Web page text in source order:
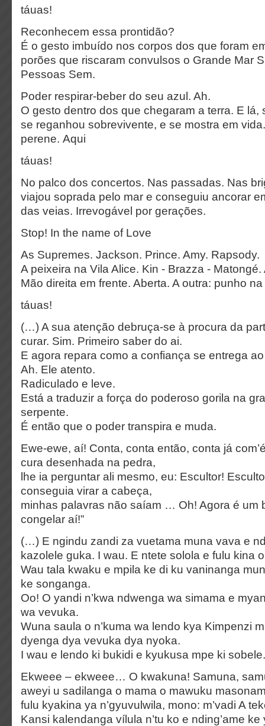
táuas!
Reconhecem essa prontidão?
É o gesto imbuído nos corpos dos que foram
porões que riscaram convulsos o Grande Mar
Pessoas Sem.
Poder respirar-beber do seu azul. Ah.
O gesto dentro dos que chegaram a terra. E lá,
se reganhou sobrevivente, e se mostra em
perene. Aqui
táuas!
No palco dos concertos. Nas passadas. Nas
viajou soprada pelo mar e conseguiu ancorar
das veias. Irrevogável por gerações.
Stop! In the name of Love
As Supremes. Jackson. Prince. Amy. Rapsody.
A peixeira na Vila Alice. Kin - Brazza - Matongé.
Mão direita em frente. Aberta. A outra: punho
táuas!
(…) A sua atenção debruça-se à procura da
curar. Sim. Primeiro saber do ai.
E agora repara como a confiança se entrega
Ah. Ele atento.
Radiculado e leve.
Está a traduzir a força do poderoso gorila na
serpente.
É então que o poder transpira e muda.
Ewe-ewe, aí! Conta, conta então, conta já
cura desenhada na pedra,
lhe ia perguntar ali mesmo, eu: Escultor!
conseguia virar a cabeça,
minhas palavras não saíam … Oh! Agora é um
congelar aí!”
(…) E ngindu zandi za vuetama muna vava e
kazolele guka. I wau. E ntete solola e fulu kina
Wau tala kwaku e mpila ke di ku vaninanga
ke songanga.
Oo! O yandi n’kwa ndwenga wa simama e
wa vevuka.
Wuna saula o n’kuma wa lendo kya Kimpenzi
dyenga dya vevuka dya nyoka.
I wau e lendo ki bukidi e kyukusa mpe ki sobele.
Ekweee – ekweee… O kwakuna! Samuna,
aweyi u sadilanga o mama o mawuku
fulu kyakina ya n’gyuvulwila, mono: m’vadi A
Kansi kalendanga vílula n’tu ko e nding’ame